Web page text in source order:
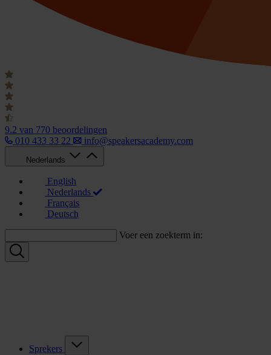
9.2 van 770 beoordelingen
010 433 33 22
info@speakersacademy.com
Nederlands
English
Nederlands
Français
Deutsch
Voer een zoekterm in:
Sprekers